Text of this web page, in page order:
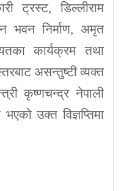
ट्रस्ट, डिल्लीराम
भवन निर्माण, अमृत
कार्यक्रम तथा
असन्तुष्टी व्यक्त
कृष्णचन्द्र नेपाली
उक्त विज्ञप्तिमा